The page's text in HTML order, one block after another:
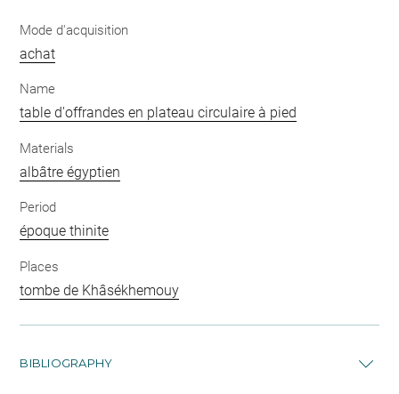
Mode d'acquisition
achat
Name
table d'offrandes en plateau circulaire à pied
Materials
albâtre égyptien
Period
époque thinite
Places
tombe de Khâsékhemouy
BIBLIOGRAPHY